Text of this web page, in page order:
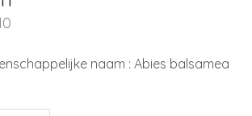
tot
€ 59,10
naam : Abies balsamea